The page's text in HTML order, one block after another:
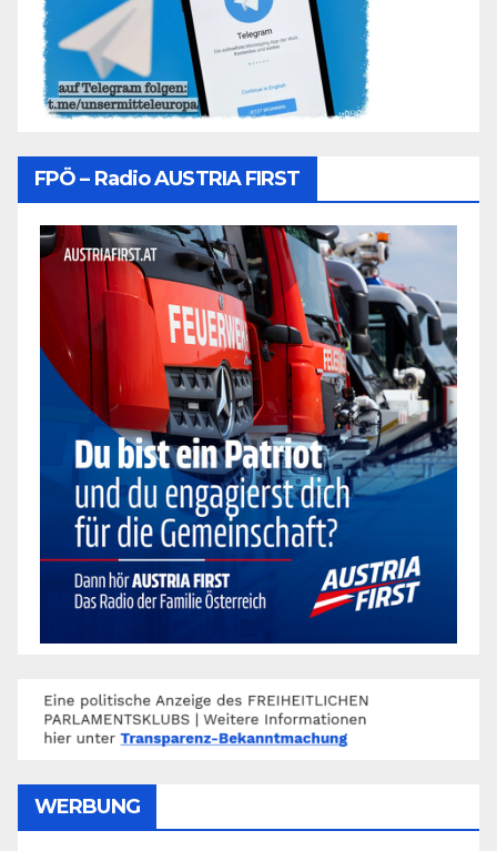
FPÖ – Radio AUSTRIA FIRST
WERBUNG